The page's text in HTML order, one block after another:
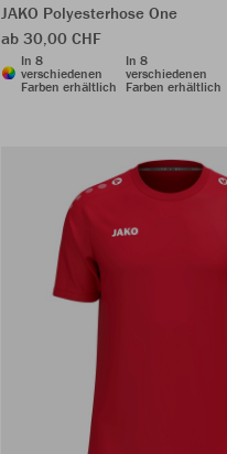
JAKO Polyesterhose One
ab 30,00 CHF
In 8
verschiedenen
Farben erhältlich
In 8
verschiedenen
Farben erhältlich